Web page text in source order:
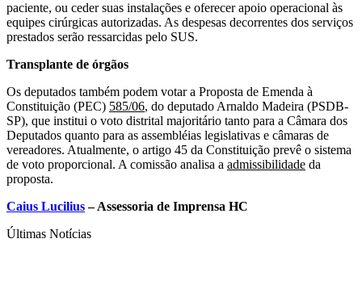
paciente, ou ceder suas instalações e oferecer apoio operacional às
equipes cirúrgicas autorizadas. As despesas decorrentes dos serviços
prestados serão ressarcidas pelo SUS.
Transplante de órgãos
Os deputados também podem votar a Proposta de Emenda à
Constituição (PEC) 585/06, do deputado Arnaldo Madeira (PSDB-
SP), que institui o voto distrital majoritário tanto para a Câmara dos
Deputados quanto para as assembléias legislativas e câmaras de
vereadores. Atualmente, o artigo 45 da Constituição prevê o sistema
de voto proporcional. A comissão analisa a admissibilidade da
proposta.
Caius Lucilius– Assessoria de Imprensa HC
Últimas Notícias